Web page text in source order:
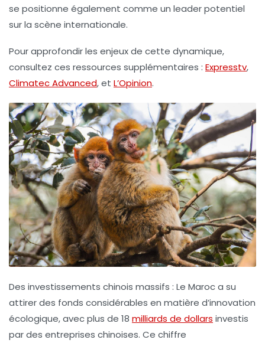
se positionne également comme un leader potentiel
sur la scène internationale.
Pour approfondir les enjeux de cette dynamique,
consultez ces ressources supplémentaires : Expresstv,
Climatec Advanced, et L’Opinion.
Des investissements chinois massifs : Le Maroc a su
attirer des fonds considérables en matière d’innovation
écologique, avec plus de 18 milliards de dollars investis
par des entreprises chinoises. Ce chiffre